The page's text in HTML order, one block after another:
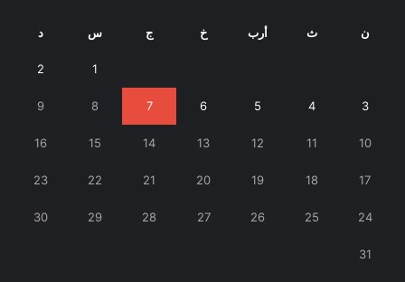
ن ث أرب خ ج س د
1
2
3
4
5
6
7
8
9
10
11
12
13
14
15
16
17
18
19
20
21
22
23
24
25
26
27
28
29
30
31